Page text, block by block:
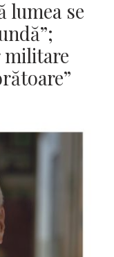
lumea se
militare